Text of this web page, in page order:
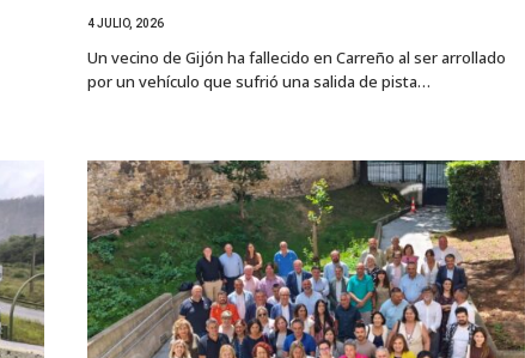
4 JULIO, 2026
Un vecino de Gijón ha fallecido en Carreño al ser arrollado
por un vehículo que sufrió una salida de pista…